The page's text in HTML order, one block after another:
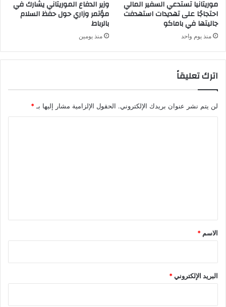
موريتانيا تستدعي السفير المالي
احتجاجًا على تهديدات استهدفت
جاليتها في باماكو
منذ يوم واحد
وزير الدفاع الموريتاني يشارك في
مؤتمر وزاري حول حفظ السلام
بالرباط
منذ يومين
اترك تعليقاً
لن يتم نشر عنوان بريدك الإلكتروني. الحقول الإلزامية مشار إليها بـ *
*
الاسم *
البريد الإلكتروني*